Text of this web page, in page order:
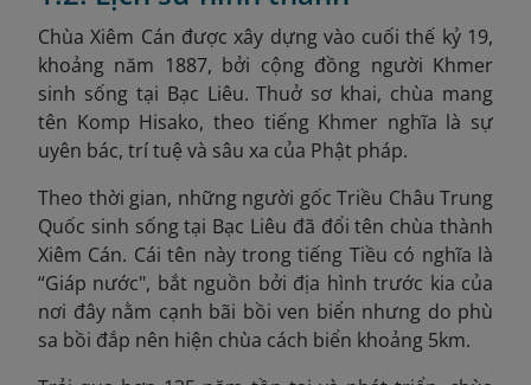
Chùa Xiêm Cán được xây dựng vào cuối thế kỷ 19,
khoảng năm 1887, bởi cộng đồng người Khmer
sinh sống tại Bạc Liêu.Thuở sơ khai, chùa mang
tên Komp Hisako, theo tiếng Khmer nghĩa là sự
uyên bác, trí tuệ và sâu xa của Phật pháp.
Theo thời gian, những người gốc Triều Châu Trung
Quốc sinh sống tại Bạc Liêu đã đổi tên chùa thành
Xiêm Cán. Cái tên này trong tiếng Tiều có nghĩa là
“Giáp nước", bắt nguồn bởi địa hình trước kia của
nơi đây nằm cạnh bãi bồi ven biển nhưng do phù
sa bồi đắp nên hiện chùa cách biển khoảng 5km.